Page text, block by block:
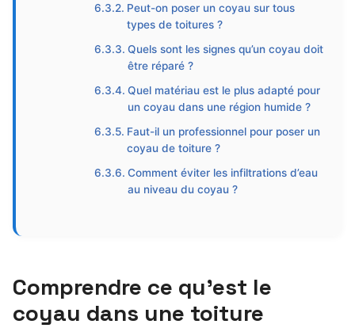
Peut-on poser un coyau sur tous
types de toitures ?
Quels sont les signes qu’un coyau doit
être réparé ?
Quel matériau est le plus adapté pour
un coyau dans une région humide ?
Faut-il un professionnel pour poser un
coyau de toiture ?
Comment éviter les infiltrations d’eau
au niveau du coyau ?
Comprendre ce qu’est le
coyau dans une toiture